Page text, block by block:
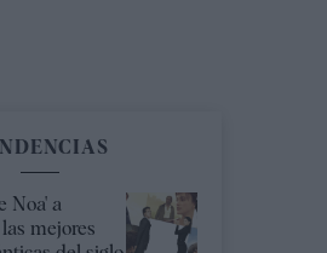
Noa' a
mejores